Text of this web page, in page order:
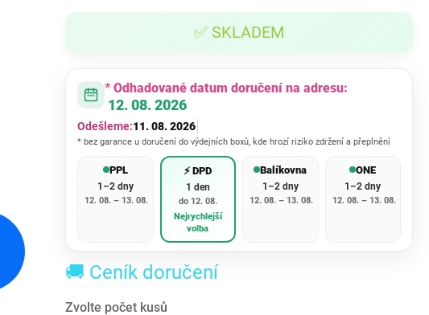
Měrná
✅ SKLADEM
* Odhadované datum doručení na adresu:
12. 08. 2026
Odešleme:11. 08. 2026
* bez garance u doručení do výdejních boxů, kde hrozí riziko zdržení a přeplnění
PPL
1–2 dny
12. 08. – 13. 08.
⚡ DPD
1 den
do 12. 08.
Nejrychlejší
volba
Balíkovna
1–2 dny
12. 08. – 13. 08.
ONE
1–2 dny
12. 08. – 13. 08.
🚚 Ceník doručení